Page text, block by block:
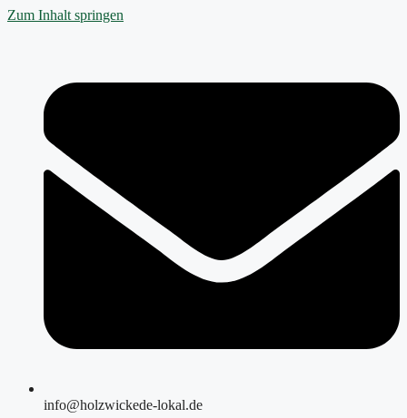
Zum Inhalt springen
info@holzwickede-lokal.de